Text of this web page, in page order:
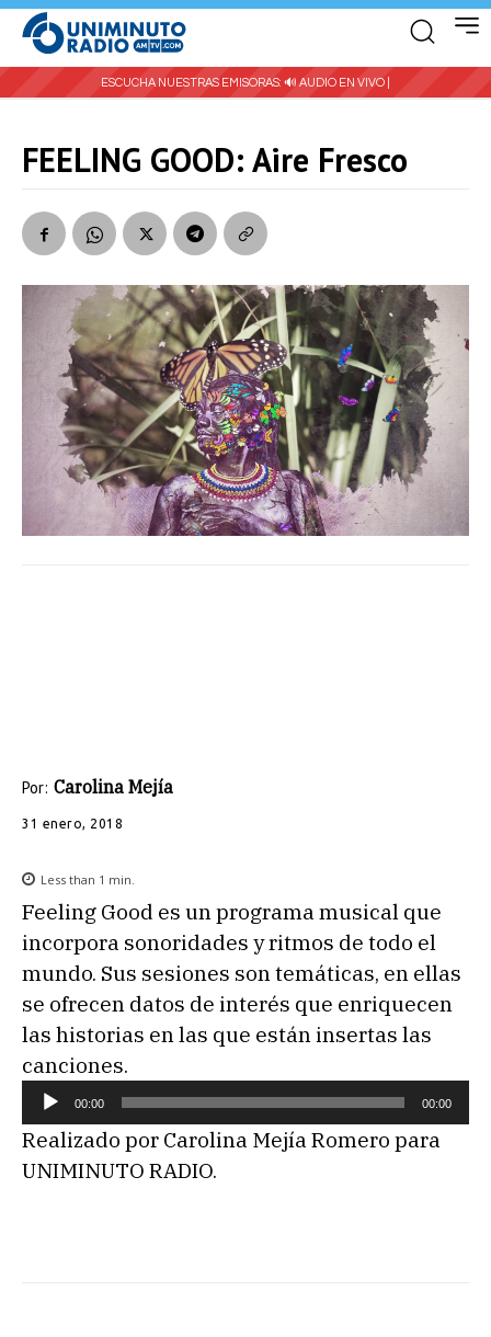
ESCUCHA NUESTRAS EMISORAS: 🔊 AUDIO EN VIVO |
FEELING GOOD: Aire Fresco
Por: Carolina Mejía
31 enero, 2018
Less than 1 min.
Feeling Good es un programa musical que
incorpora sonoridades y ritmos de todo el
mundo. Sus sesiones son temáticas, en ellas
se ofrecen datos de interés que enriquecen
las historias en las que están insertas las
canciones.
e
p
r
00:00 00:00
Realizado por Carolina Mejía Romero para
UNIMINUTO RADIO.